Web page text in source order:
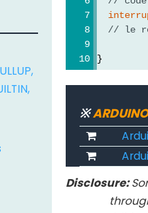
// le
}
※
Disclosure: